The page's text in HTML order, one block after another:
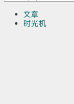
文章
时光机